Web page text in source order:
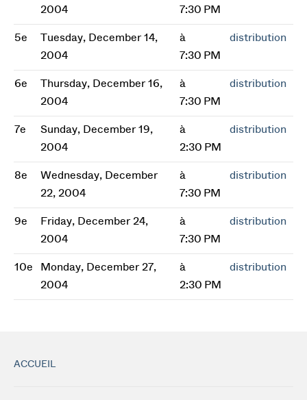
2004
7:30 PM
5e
Tuesday, December 14,
2004
à
7:30 PM
distribution
6e
Thursday, December 16,
2004
à
7:30 PM
distribution
7e
Sunday, December 19,
2004
à
2:30 PM
distribution
8e
Wednesday, December
22, 2004
à
7:30 PM
distribution
9e
Friday, December 24,
2004
à
7:30 PM
distribution
10e
Monday, December 27,
2004
à
2:30 PM
distribution
ACCUEIL